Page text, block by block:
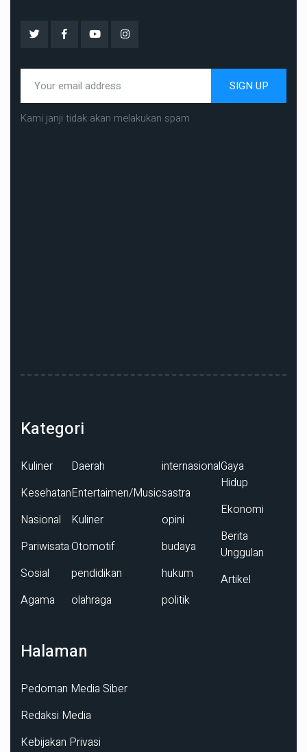
SIGN UP
Kami janji tidak akan melakukan spam
Kategori
Kuliner
Kesehatan
Nasional
Pariwisata
Sosial
Agama
Daerah
Entertaimen/Music
Kuliner
Otomotif
pendidikan
olahraga
internasional
sastra
opini
budaya
hukum
politik
Gaya
Hidup
Ekonomi
Berita
Unggulan
Artikel
Halaman
Pedoman Media Siber
Redaksi Media
Kebijakan Privasi